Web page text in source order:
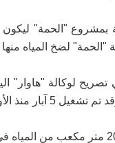
بمشروع "الحمة"
لوكالة "هاوار"